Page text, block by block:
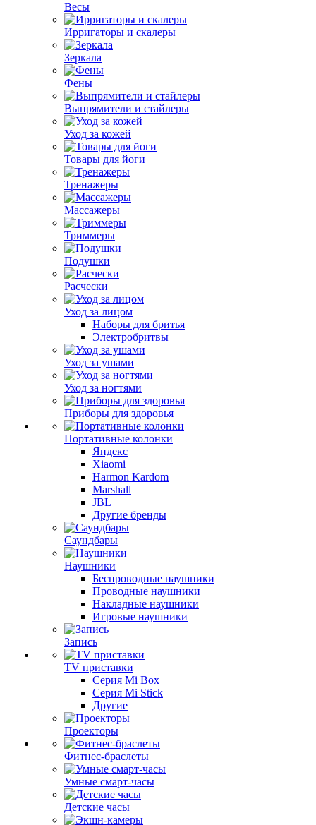
Весы
Ирригаторы и скалеры
Зеркала
Фены
Выпрямители и стайлеры
Уход за кожей
Товары для йоги
Тренажеры
Массажеры
Триммеры
Подушки
Расчески
Уход за лицом
Наборы для бритья
Электробритвы
Уход за ушами
Уход за ногтями
Приборы для здоровья
Портативные колонки
Яндекс
Xiaomi
Harmon Kardom
Marshall
JBL
Другие бренды
Саундбары
Наушники
Беспроводные наушники
Проводные наушники
Накладные наушники
Игровые наушники
Запись
TV приставки
Серия Mi Box
Серия Mi Stick
Другие
Проекторы
Фитнес-браслеты
Умные смарт-часы
Детские часы